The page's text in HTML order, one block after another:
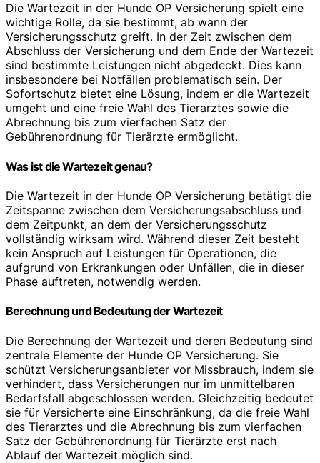
Die Wartezeit in der Hunde OP Versicherung spielt eine
wichtige Rolle, da sie bestimmt, ab wann der
Versicherungsschutz greift. In der Zeit zwischen dem
Abschluss der Versicherung und dem Ende der Wartezeit
sind bestimmte Leistungen nicht abgedeckt. Dies kann
insbesondere bei Notfällen problematisch sein. Der
Sofortschutz bietet eine Lösung, indem er die Wartezeit
umgeht und eine freie Wahl des Tierarztes sowie die
Abrechnung bis zum vierfachen Satz der
Gebührenordnung für Tierärzte ermöglicht.
Was ist die Wartezeit genau?
Die Wartezeit in der Hunde OP Versicherung betätigt die
Zeitspanne zwischen dem Versicherungsabschluss und
dem Zeitpunkt, an dem der Versicherungsschutz
vollständig wirksam wird. Während dieser Zeit besteht
kein Anspruch auf Leistungen für Operationen, die
aufgrund von Erkrankungen oder Unfällen, die in dieser
Phase auftreten, notwendig werden.
Berechnung und Bedeutung der Wartezeit
Die Berechnung der Wartezeit und deren Bedeutung sind
zentrale Elemente der Hunde OP Versicherung. Sie
schützt Versicherungsanbieter vor Missbrauch, indem sie
verhindert, dass Versicherungen nur im unmittelbaren
Bedarfsfall abgeschlossen werden. Gleichzeitig bedeutet
sie für Versicherte eine Einschränkung, da die freie Wahl
des Tierarztes und die Abrechnung bis zum vierfachen
Satz der Gebührenordnung für Tierärzte erst nach
Ablauf der Wartezeit möglich sind.